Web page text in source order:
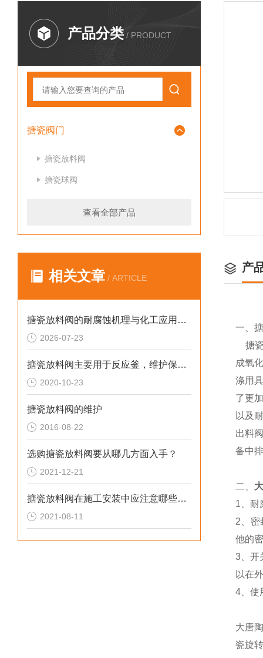
产品分类 / PRODUCT
搪瓷阀门
搪瓷放料阀
搪瓷球阀
查看全部产品
相关文章 / ARTICLE
搪瓷放料阀的耐腐蚀机理与化工应用实践
2026-07-23
搪瓷放料阀主要用于反应釜，维护保养方法如下
2020-10-23
搪瓷放料阀的维护
2016-08-22
选购搪瓷放料阀要从哪几方面入手？
2021-12-21
搪瓷放料阀在施工安装中应注意哪些事项？
2021-08-11
产
一、
搪瓷
成氧
涤用
了更
以及
出料
备中
二、
1、耐
2、密
他的
3、开
以在
4、使
大唐
瓷旋